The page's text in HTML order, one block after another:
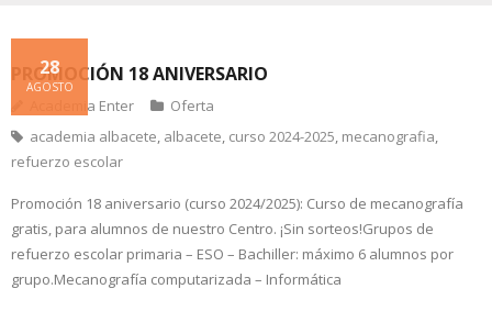
PROMOCIÓN 18 ANIVERSARIO
28
AGOSTO
Academia Enter
Oferta
academia albacete, albacete, curso 2024-2025, mecanografia,
refuerzo escolar
Promoción 18 aniversario (curso 2024/2025): Curso de mecanografía
gratis, para alumnos de nuestro Centro. ¡Sin sorteos!Grupos de
refuerzo escolar primaria – ESO – Bachiller: máximo 6 alumnos por
grupo.Mecanografía computarizada – Informática